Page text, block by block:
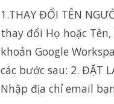
1.THAY ĐỔI TÊN
thay đổi Họ hoặc
khoản Google
các bước sau: 2. ĐẶT
Nhập địa chỉ email